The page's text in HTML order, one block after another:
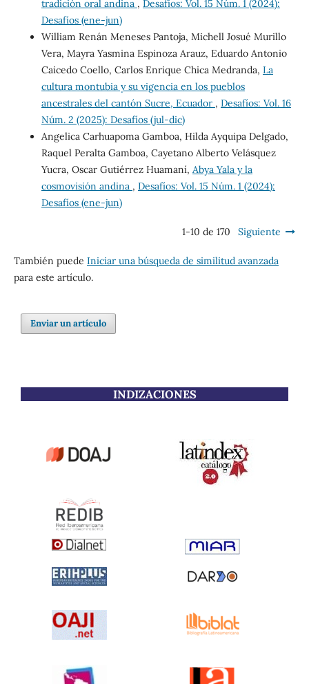
tradición oral andina , Desafíos: Vol. 15 Núm. 1 (2024):
Desafíos (ene-jun)
William Renán Meneses Pantoja, Michell Josué Murillo
Vera, Mayra Yasmina Espinoza Arauz, Eduardo Antonio
Caicedo Coello, Carlos Enrique Chica Medranda, La
cultura montubia y su vigencia en los pueblos
ancestrales del cantón Sucre, Ecuador , Desafíos: Vol. 16
Núm. 2 (2025): Desafíos (jul-dic)
Angelica Carhuapoma Gamboa, Hilda Ayquipa Delgado,
Raquel Peralta Gamboa, Cayetano Alberto Velásquez
Yucra, Oscar Gutiérrez Huamaní, Abya Yala y la
cosmovisión andina , Desafíos: Vol. 15 Núm. 1 (2024):
Desafíos (ene-jun)
1-10 de 170 Siguiente
También puede Iniciar una búsqueda de similitud avanzada
para este artículo.
Enviar un artículo
INDIZACIONES